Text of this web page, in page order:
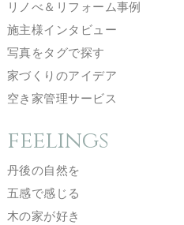
リノべ＆リフォーム事例
施主様インタビュー
写真をタグで探す
家づくりのアイデア
空き家管理サービス
feelings
丹後の自然を
五感で感じる
木の家が好き